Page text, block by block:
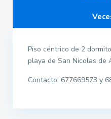
Piso céntrico de 2
playa de San Nicolas de
Contacto: 677669573 y